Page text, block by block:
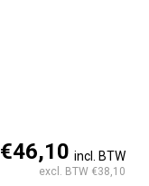
€46,10 incl. BTW
excl. BTW €38,10